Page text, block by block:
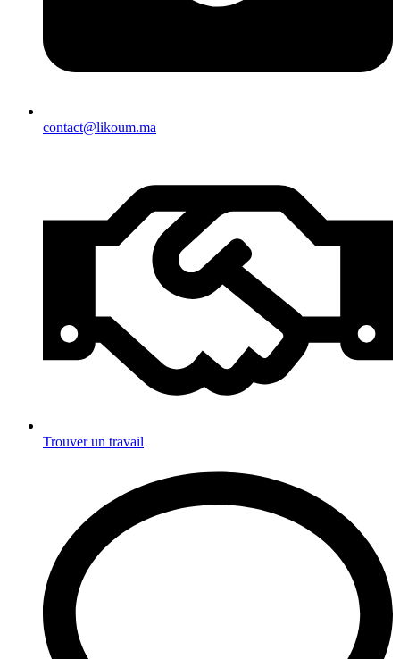
contact@likoum.ma
Trouver un travail